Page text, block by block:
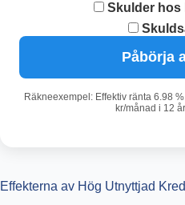
Skulder hos
Påbörja
Räkneexempel: Effektiv ränta 6.98
kr/månad i 12
Effekterna av Hög Utnyttjad